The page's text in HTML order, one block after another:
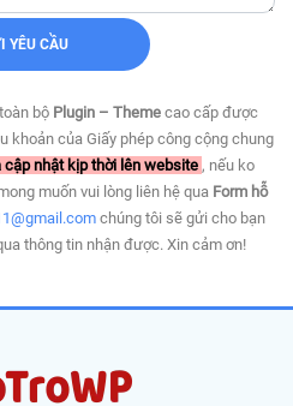
bộ Plugin – Theme cao cấp được
khoản của Giấy phép công cộng chung
nhật kịp thời lên website , nếu ko
muốn vui lòng liên hệ qua Form hỗ
chúng tôi sẽ gửi cho bạn
thông tin nhận được. Xin cảm ơn!